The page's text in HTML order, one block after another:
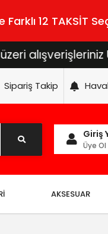
12 TAKSİT
Sipariş Takip
Giriş
Üye Ol
AKSESUAR